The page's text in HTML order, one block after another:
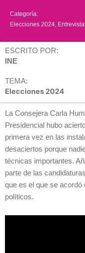
Categoría:
Elecciones 2024
ESCRITO POR:
INE
TEMA:
Elecciones 2024
La Consejera Carla
Presidencial hubo
primera vez en las
desaciertos porque
técnicas importantes.
parte de las
que es el que se
políticos.